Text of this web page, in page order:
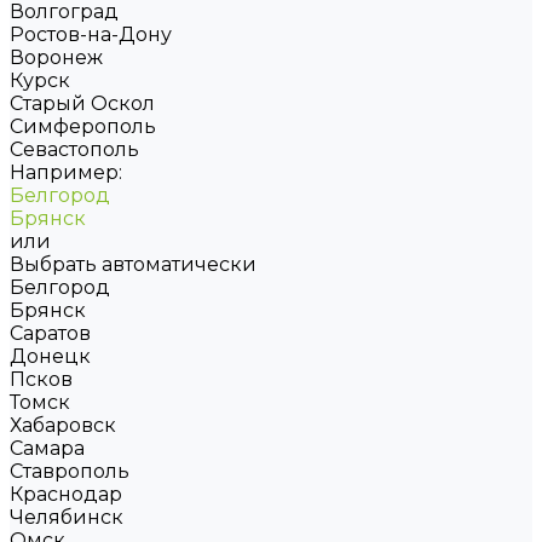
Волгоград
Ростов-на-Дону
Воронеж
Курск
Старый Оскол
Симферополь
Севастополь
Например:
Белгород
Брянск
или
Выбрать автоматически
Белгород
Брянск
Саратов
Донецк
Псков
Томск
Хабаровск
Самара
Ставрополь
Краснодар
Челябинск